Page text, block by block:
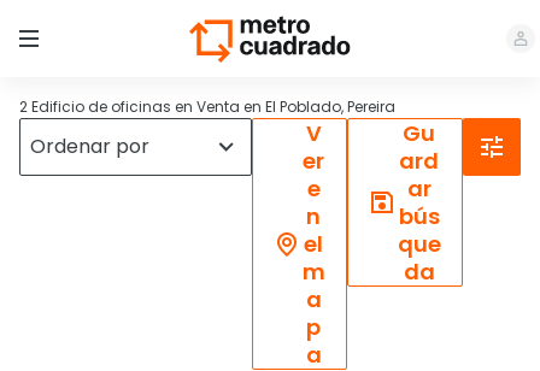
2 Edificio de oficinas en Venta en El Poblado, Pereira
V
er
e
n
el
m
a
p
a
Gu
ard
ar
bús
que
da